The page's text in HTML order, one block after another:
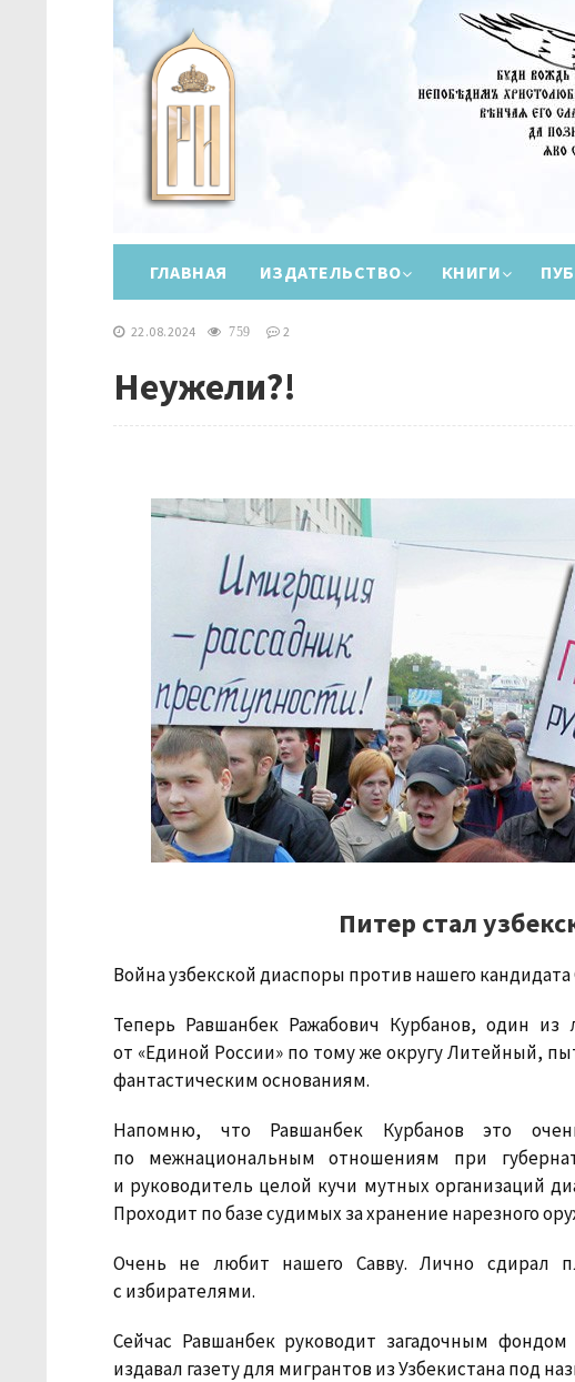
ГЛАВНАЯ ИЗДАТЕЛЬСТВО КНИГИ
22.08.2024 759 2
Неужели?!
Питер стал
Война узбекской диаспоры против нашего
Теперь Равшанбек Ражабович Курбанов, один
от «Единой России» по тому же округу Литейный,
фантастическим основаниям.
Напомню, что Равшанбек Курбанов это
по межнациональным отношениям при
и руководитель целой кучи мутных организаций
Проходит по базе судимых за хранение нарезного
Очень не любит нашего Савву. Лично сдирал
с избирателями.
Сейчас Равшанбек руководит загадочным
издавал газету для мигрантов из Узбекистана под